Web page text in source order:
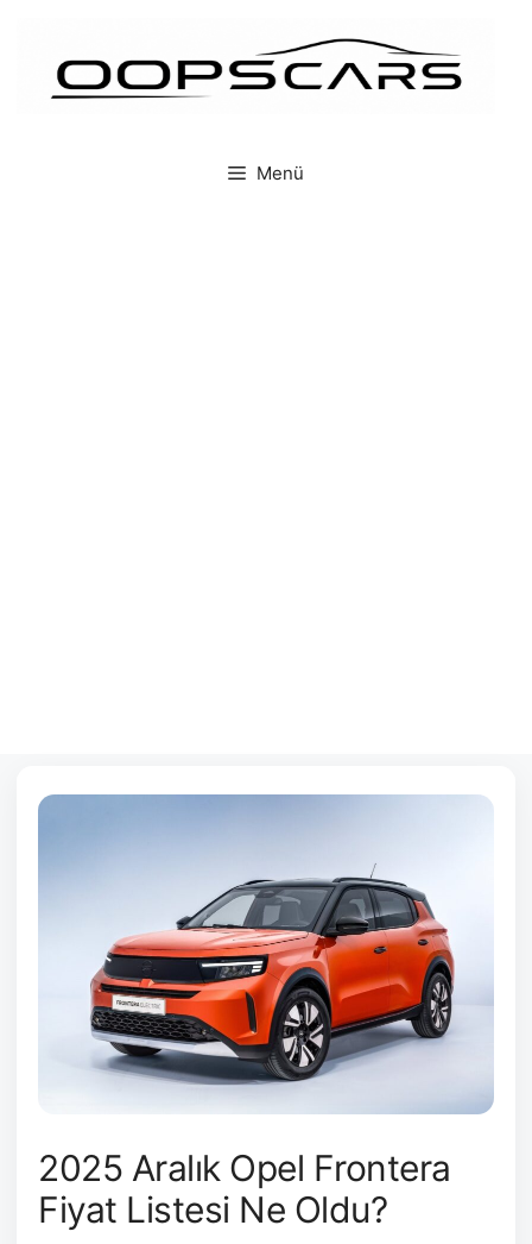
Menü
2025 Aralık Opel Frontera
Fiyat Listesi Ne Oldu?